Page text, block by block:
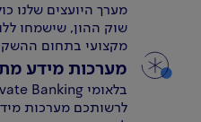
מערך היועצים שלנו
שוק ההון, שישמחו
מקצועי בתחום
מערכות מידע
לרשותכם מערכות